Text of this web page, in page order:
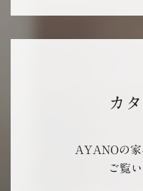
カ
AYANOの家
ご覧